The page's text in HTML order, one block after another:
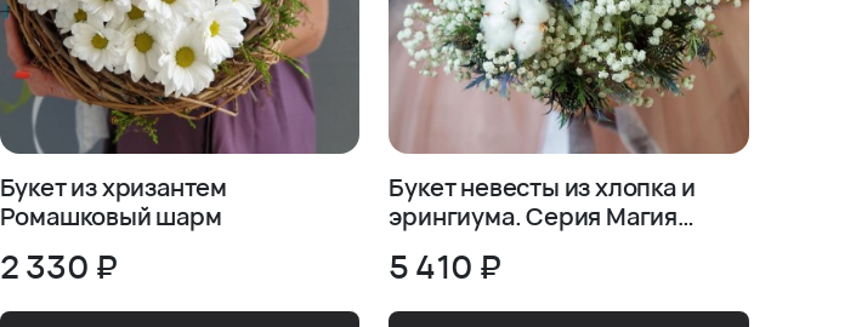
Букет из хризантем
Ромашковый шарм
2 330 ₽
Букет невесты из хлопка и
эрингиума. Серия Магия
5 410 ₽